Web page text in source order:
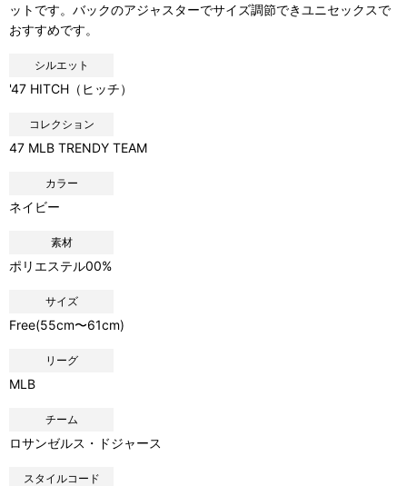
ットです。バックのアジャスターでサイズ調節できユニセックスで
おすすめです。
シルエット
'47 HITCH（ヒッチ）
コレクション
47 MLB TRENDY TEAM
カラー
ネイビー
素材
ポリエステル00%
サイズ
Free(55cm〜61cm)
リーグ
MLB
チーム
ロサンゼルス・ドジャース
スタイルコード